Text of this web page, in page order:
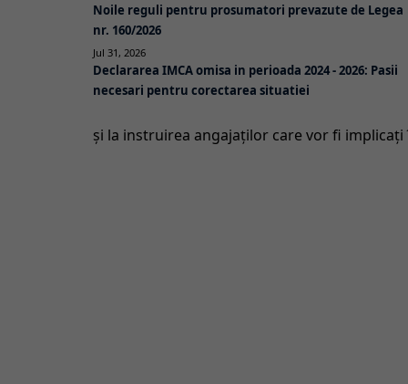
Noile reguli pentru prosumatori prevazute de Legea
nr. 160/2026
Jul 31, 2026
Declararea IMCA omisa in perioada 2024 - 2026: Pasii
necesari pentru corectarea situatiei
şi la instruirea angajaţilor care vor fi